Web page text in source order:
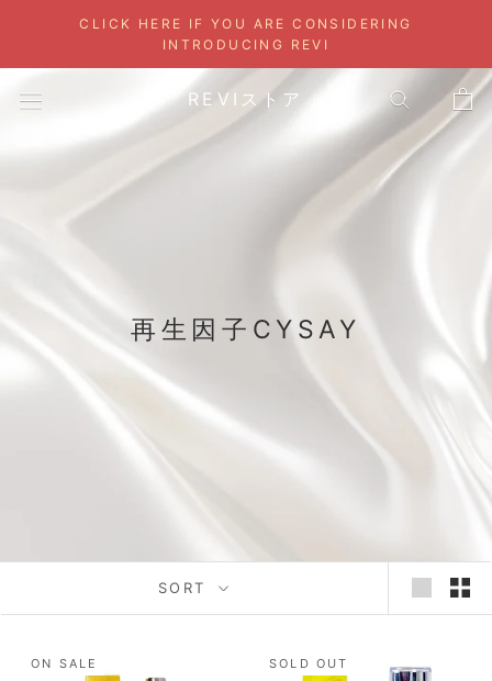
content
CLICK HERE IF YOU ARE CONSIDERING
INTRODUCING REVI
REVIストア
再生因子CYSAY
SORT
ON SALE SOLD OUT